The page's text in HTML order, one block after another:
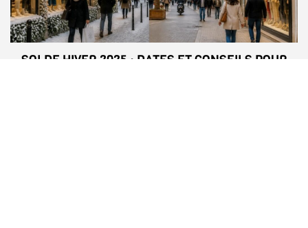
SOLDE HIVER 2025 : DATES ET CONSEILS POUR